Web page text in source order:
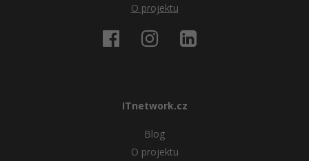
O projektu
ITnetwork.cz
Blog
O projektu